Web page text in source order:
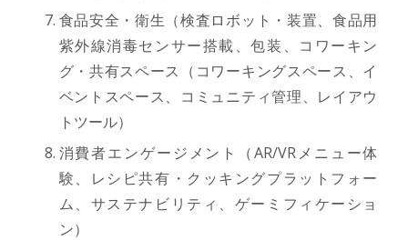
食品安全・衛生（検査ロボット・装置、食品用
紫外線消毒センサー搭載、包装、コワーキン
グ・共有スペース（コワーキングスペース、イ
ベントスペース、コミュニティ管理、レイアウ
トツール）
消費者エンゲージメント（AR/VRメニュー体
験、レシピ共有・クッキングプラットフォー
ム、サステナビリティ、ゲーミフィケーショ
ン）